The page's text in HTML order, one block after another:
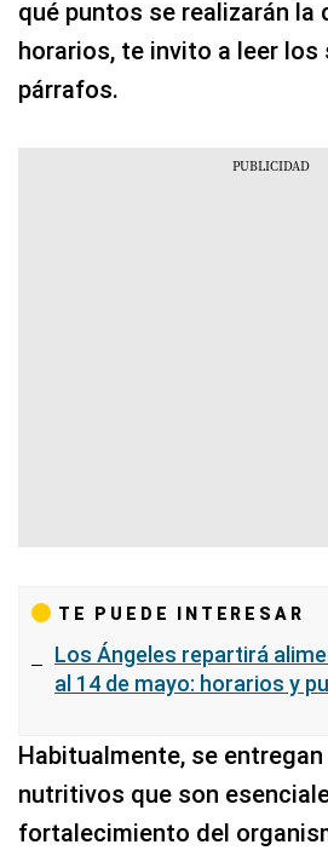
qué puntos se realizarán la
horarios, te invito a leer los
párrafos.
TE PUEDE INTERESAR
Los Ángeles repartirá
al 14 de mayo: horarios y
Habitualmente, se
nutritivos que son
fortalecimiento del